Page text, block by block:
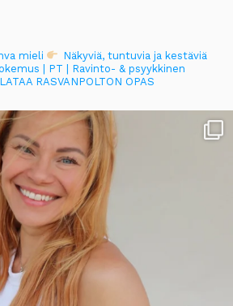
mieli
Näkyviä, tuntuvia ja kestäviä
| PT | Ravinto- & psyykkinen
LATAA RASVANPOLTON OPAS